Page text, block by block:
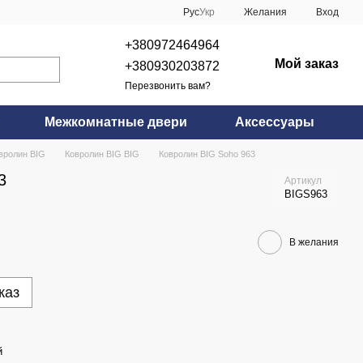
РусУкр Желания Вход
+380972464964
+380930203872
Перезвонить вам?
Мой заказ
Межкомнатные двери Аксессуары
BIG Ковролин BIG BIG Ковролин BIG Soho 963
Артикул
BIGS963
В желания